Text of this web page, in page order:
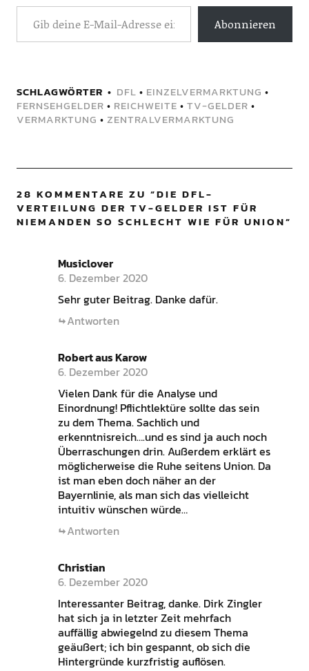
Abonnieren
SCHLAGWÖRTER DFL • EINZELVERMARKTUNG •
FERNSEHGELDER • REICHWEITE • TV-GELDER •
VERMARKTUNG • ZENTRALVERMARKTUNG
28 KOMMENTARE ZU “DIE DFL-
VERTEILUNG DER TV-GELDER IST FÜR
NIEMANDEN SO SCHLECHT WIE FÜR UNION”
Musiclover
6. Dezember 2020
Sehr guter Beitrag. Danke dafür.
Antworten
Robert aus Karow
6. Dezember 2020
Vielen Dank für die Analyse und
Einordnung! Pflichtlektüre sollte das sein
zu dem Thema. Sachlich und
erkenntnisreich….und es sind ja auch noch
Überraschungen drin. Außerdem erklärt es
möglicherweise die Ruhe seitens Union. Da
ist man eben doch näher an der
Bayernlinie, als man sich das vielleicht
intuitiv wünschen würde…
Antworten
Christian
6. Dezember 2020
Interessanter Beitrag, danke. Dirk Zingler
hat sich ja in letzter Zeit mehrfach
auffällig abwiegelnd zu diesem Thema
geäußert; ich bin gespannt, ob sich die
Hintergründe kurzfristig auflösen.